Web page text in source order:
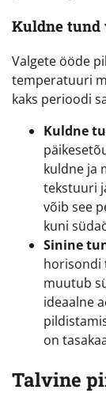
Kuldne tund
Valgete ööde
temperatuuri
kaks perioodi
Kuldne
kuldne ja
tekstuuri
võib see
kuni
Sinine
horisondi
muutub
ideaalne
on
Talvine